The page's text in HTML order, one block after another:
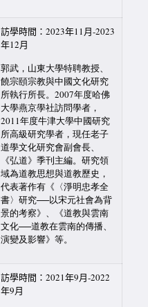
訪學時間：2023年11月-2023
年12月
郭武，山東大學特聘教授、
饒宗頤宗教與中國文化研究
所執行所長。2007年度哈佛
大學燕京學社訪問學者，
2011年度牛津大學中國研究
所高級研究學者，現任老子
道學文化研究會副會長、
《弘道》季刊主編。研究領
域為道教思想與道教歷史，
代表著作有《〈淨明忠孝全
書〉研究──以宋元社會為背
景的考察》、《道教與雲南
文化──道教在雲南的傳播、
演變及影響》等。
訪學時間：2021年9月-2022
年9月